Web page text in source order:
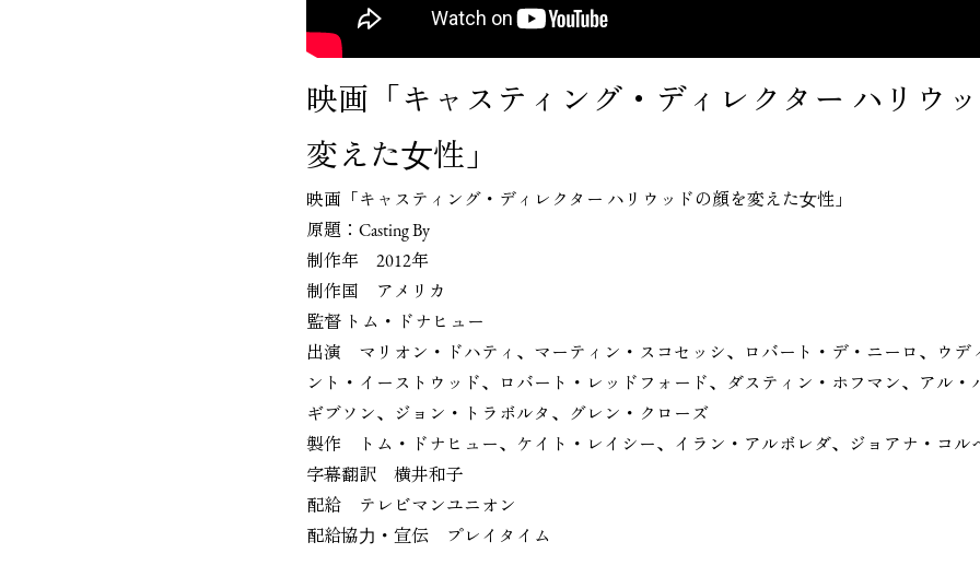
映画「キャスティング・ディレクター ハリウ
変えた⼥性」
映画「キャスティング・ディレクター ハリウッドの顔を変えた⼥性」
原題：Casting By
制作年 2012年
制作国 アメリカ
監督 トム・ドナヒュー
出演 マリオン・ドハティ、マーティン・スコセッシ、ロバート・デ・ニーロ、ウデ
ント・イーストウッド、ロバート・レッドフォード、ダスティン・ホフマン、アル・
ギブソン、ジョン・トラボルタ、グレン・クローズ
製作 トム・ドナヒュー、ケイト・レイシー、イラン・アルボレダ、ジョアナ・コル
字幕翻訳 横井和子
配給 テレビマンユニオン
配給協⼒・宣伝 プレイタイム